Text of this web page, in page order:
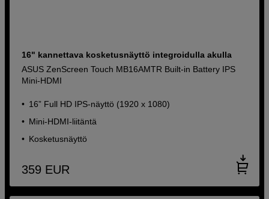
16" kannettava kosketusnäyttö integroidulla akulla
ASUS ZenScreen Touch MB16AMTR Built-in Battery IPS
Mini-HDMI
16” Full HD IPS-näyttö (1920 x 1080)
Mini-HDMI-liitäntä
Kosketusnäyttö
359 EUR